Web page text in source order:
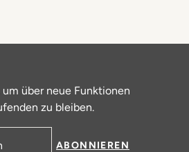
über neue Funktionen
zu bleiben.
ABONNIEREN